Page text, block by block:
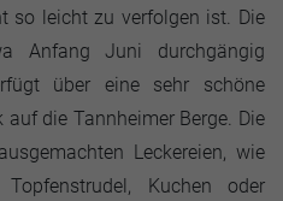
so leicht zu verfolgen ist. Die
Anfang Juni durchgängig
über eine sehr schöne
die Tannheimer Berge. Die
Leckereien, wie
Kuchen oder